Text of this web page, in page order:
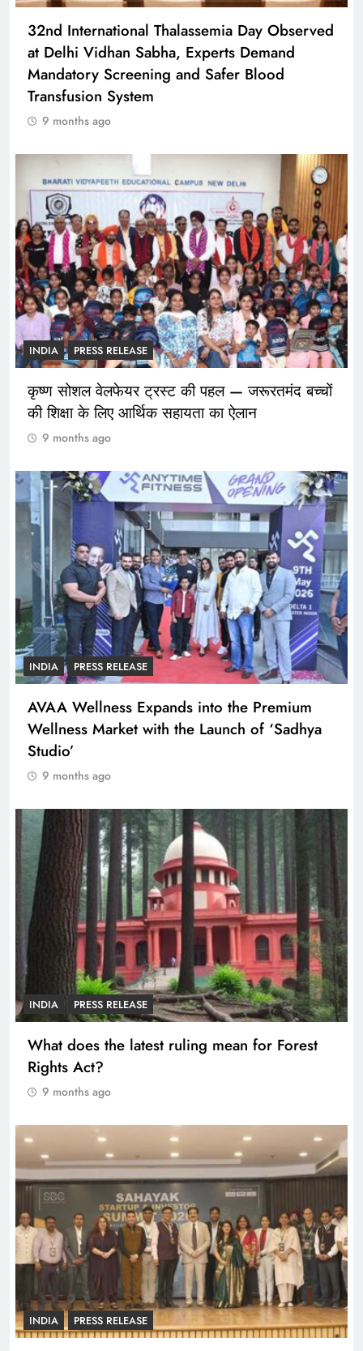
32nd International Thalassemia Day Observed
at Delhi Vidhan Sabha, Experts Demand
Mandatory Screening and Safer Blood
Transfusion System
9 months ago
INDIA PRESS RELEASE
कृष्ण सोशल वेलफेयर ट्रस्ट की पहल — जरूरतमंद बच्चों
की शिक्षा के लिए आर्थिक सहायता का ऐलान
9 months ago
INDIA PRESS RELEASE
AVAA Wellness Expands into the Premium
Wellness Market with the Launch of ‘Sadhya
Studio’
9 months ago
INDIA PRESS RELEASE
What does the latest ruling mean for Forest
Rights Act?
9 months ago
INDIA PRESS RELEASE